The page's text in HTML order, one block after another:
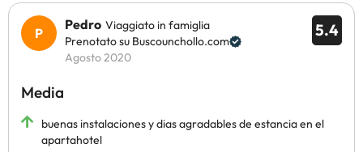
5.4
Pedro Viaggiato in famiglia
Prenotato su Buscounchollo.com
Agosto 2020
Media
buenas instalaciones y dias agradables de estancia en el
apartahotel